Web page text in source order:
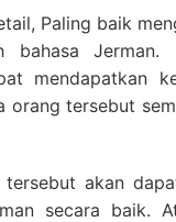
Paling baik
Jerman.
mendapatkan
orang tersebut
akan
secara baik.